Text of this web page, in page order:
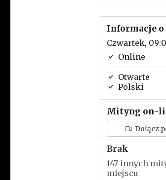
Informacje
Czwartek,
Online
Otwarte
Polski
Mityng on-
Dołącz
Brak
147 innych
miejscu